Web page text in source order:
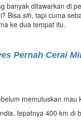
banyak ditawarkan di
Bisa sih, tapi cuma
ke dua tempat itu.
Pernah Cerai
memutuskan mau
tepatnya 400 km di